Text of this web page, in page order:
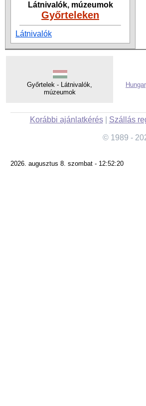
Látnivalók, múzeumok
Győrteleken
Látnivalók
Győrtelek - Látnivalók,
múzeumok
Korábbi ajánlatkérés| Szállás
© 1989 -
2026. augusztus 8. szombat - 12:52:20